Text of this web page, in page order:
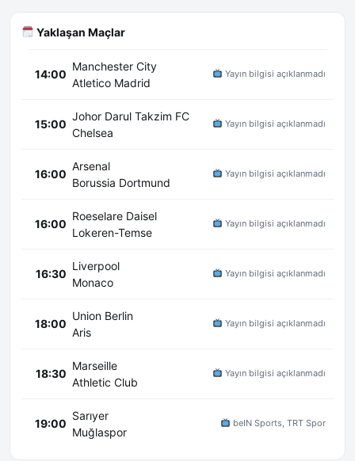
Yaklaşan Maçlar
14:00
Manchester City
Atletico Madrid
Yayın bilgisi açıklanmadı
15:00
Johor Darul Takzim FC
Chelsea
Yayın bilgisi açıklanmadı
16:00
Arsenal
Borussia Dortmund
Yayın bilgisi açıklanmadı
16:00
Roeselare Daisel
Lokeren-Temse
Yayın bilgisi açıklanmadı
16:30
Liverpool
Monaco
Yayın bilgisi açıklanmadı
18:00
Union Berlin
Aris
Yayın bilgisi açıklanmadı
18:30
Marseille
Athletic Club
Yayın bilgisi açıklanmadı
19:00
Sarıyer
Muğlaspor
beIN Sports, TRT Spor